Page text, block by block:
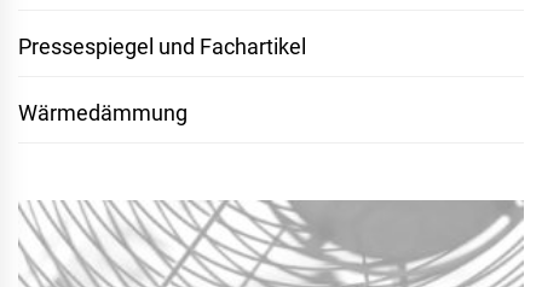
Pressespiegel und Fachartikel
Wärmedämmung